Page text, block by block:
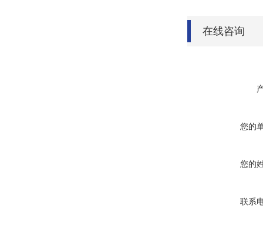
在线咨询
您的
您的
联系